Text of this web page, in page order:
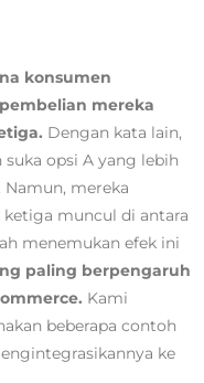
konsumen
mereka
Dengan kata lain,
opsi A yang lebih
mereka
ketiga muncul di antara
menemukan efek ini
paling berpengaruh
Kami
beberapa contoh
ke